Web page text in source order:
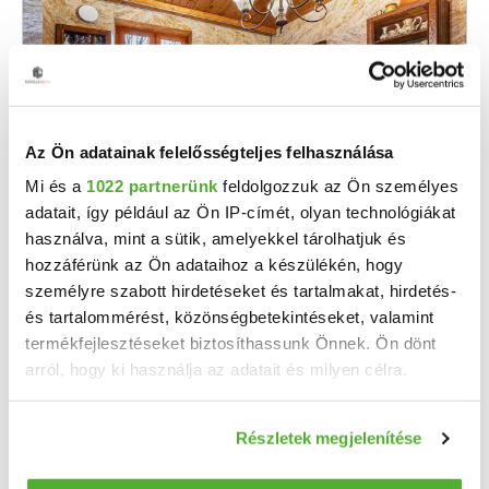
Az Ön adatainak felelősségteljes felhasználása
Mi és a 1022 partnerünk feldolgozzuk az Ön személyes
adatait, így például az Ön IP-címét, olyan technológiákat
használva, mint a sütik, amelyekkel tárolhatjuk és
hozzáférünk az Ön adataihoz a készülékén, hogy
személyre szabott hirdetéseket és tartalmakat, hirdetés-
és tartalommérést, közönségbetekintéseket, valamint
termékfejlesztéseket biztosíthassunk Önnek. Ön dönt
arról, hogy ki használja az adatait és milyen célra.
Információgyűjtés az Ön földrajzi elhelyezkedéséről
pár méteres pontossággal
Részletek megjelenítése
950 M Ft 2 209 302 Ft/m2
Budajenő - Eladó családi ház
9 szoba 430 m
2